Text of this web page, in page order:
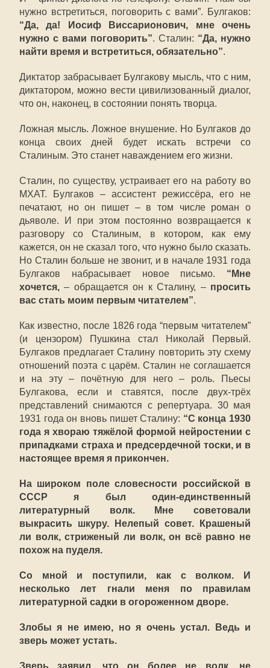
нужно встретиться, поговорить с вами”. Булгаков:
“Да, да! Иосиф Виссарионович, мне очень
нужно с вами поговорить”. Сталин: “Да, нужно
найти время и встретиться, обязательно”.
Диктатор забрасывает Булгакову мысль, что с ним,
диктатором, можно вести цивилизованный диалог,
что он, наконец, в состоянии понять творца.
Ложная мысль. Ложное внушение. Но Булгаков до
конца своих дней будет искать встречи со
Сталиным. Это станет наваждением его жизни.
Сталин, по существу, устраивает его на работу во
МХАТ. Булгаков – ассистент режиссёра, его не
печатают, но он пишет – в том числе роман о
дьяволе. И при этом постоянно возвращается к
разговору со Сталиным, в котором, как ему
кажется, он не сказал того, что нужно было сказать.
Но Сталин больше не звонит, и в начале 1931 года
Булгаков набрасывает новое письмо. “Мне
хочется, – обращается он к Сталину, – просить
вас стать моим первым читателем”.
Как известно, после 1826 года “первым читателем”
(и цензором) Пушкина стал Николай Первый.
Булгаков предлагает Сталину повторить эту схему
отношений поэта с царём. Сталин не соглашается
и на эту – почётную для него – роль. Пьесы
Булгакова, если и ставятся, после двух-трёх
представлений снимаются с репертуара. 30 мая
1931 года он вновь пишет Сталину: “С конца 1930
года я хвораю тяжёлой формой нейростении с
припадками страха и предсердечной тоски, и в
настоящее время я прикончен.
На широком поле словесности российской в
СССР я был один-единственный
литературный волк. Мне советовали
выкрасить шкуру. Нелепый совет. Крашеный
ли волк, стриженый ли волк, он всё равно не
похож на пуделя.
Со мной и поступили, как с волком. И
несколько лет гнали меня по правилам
литературной садки в огороженном дворе.
Злобы я не имею, но я очень устал. Ведь и
зверь может устать.
Зверь заявил, что он более не волк, не